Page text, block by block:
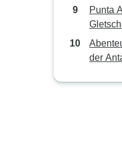
Punta
der